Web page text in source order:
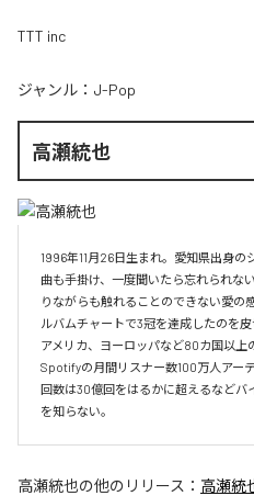
TTT inc
ジャンル： J-Pop
高瀬統也
1996年11月26日生まれ。愛知県出身
曲も手掛け、一度聞いたら忘れられな
りながらも触れることのできない愛の
ルバムチャートで3冠を達成したのを
アメリカ、ヨーロッパなど80カ国以上
Spotifyの月間リスナー数100万人アー
回数は30億回をはるかに超えるなどバ
を知らない。
高瀬統也の他のリリース： 高瀬統